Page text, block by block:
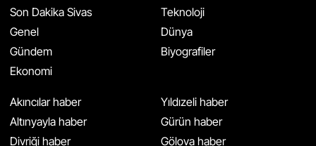
Son Dakika Sivas
Genel
Gündem
Ekonomi
Teknoloji
Dünya
Biyografiler
Akıncılar haber
Altınyayla haber
Divriği haber
Yıldızeli haber
Gürün haber
Gölova haber